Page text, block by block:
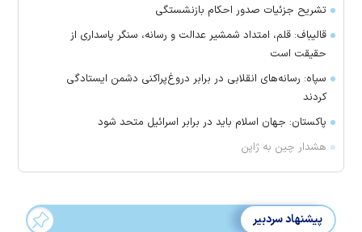
تشریح جزئیات صدور احکام بازنشستگی
قالیباف: قلم، امتداد شمشیر عدالت و رسانه، سنگر پاسداری از
حقیقت است
سپاه: رسانه‌های انقلابی در برابر دروغ‌پراکنی دشمن ایستادگی
کردند
پاکستان: جهان اسلام باید در برابر اسرائیل متحد شود
هشدار چین به ژاپن
پیشنهاد سردبیر